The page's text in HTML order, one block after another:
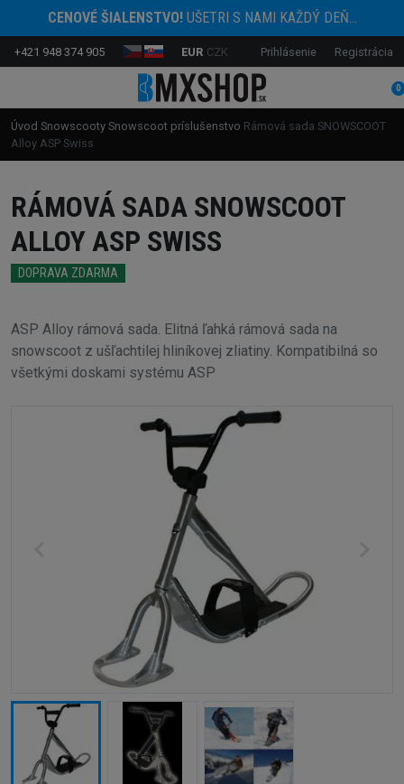
CENOVÉ ŠIALENSTVO!UŠETRI S NAMI KAŽDÝ DEŇ...
+421 948 374 905 EUR CZK Prihlásenie Registrácia
0
Úvod Snowscooty Snowscoot príslušenstvo Rámová sada SNOWSCOOT
Alloy ASP Swiss
RÁMOVÁ SADA SNOWSCOOT
ALLOY ASP SWISS
DOPRAVA ZDARMA
ASP Alloy rámová sada. Elitná ľahká rámová sada na
snowscoot z ušľachtilej hliníkovej zliatiny. Kompatibilná so
všetkými doskami systému ASP